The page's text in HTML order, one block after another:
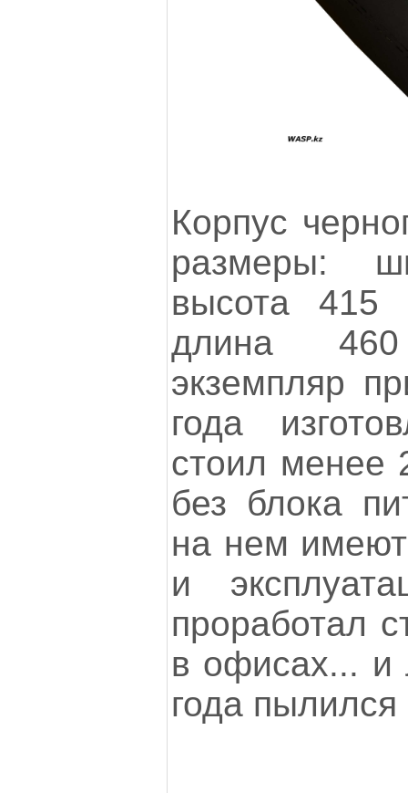
Корпус
размеры:
высота 415
длина
экземпляр
года
стоил
без блока
на нем
и
проработал
в офисах... и
года пылился